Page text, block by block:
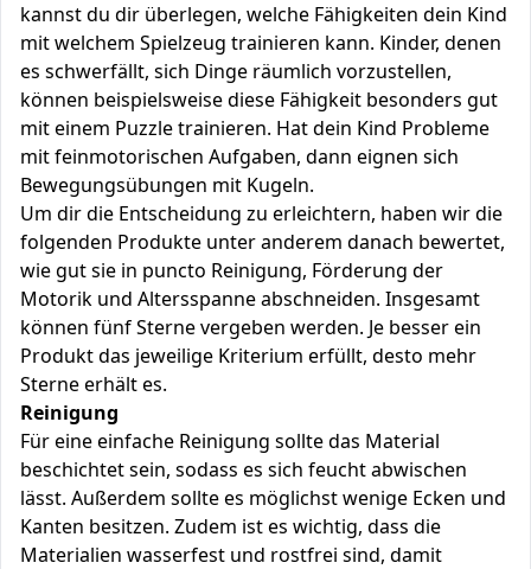
kannst du dir überlegen, welche Fähigkeiten dein Kind
mit welchem Spielzeug trainieren kann. Kinder, denen
es schwerfällt, sich Dinge räumlich vorzustellen,
können beispielsweise diese Fähigkeit besonders gut
mit einem Puzzle trainieren. Hat dein Kind Probleme
mit feinmotorischen Aufgaben, dann eignen sich
Bewegungsübungen mit Kugeln.
Um dir die Entscheidung zu erleichtern, haben wir die
folgenden Produkte unter anderem danach bewertet,
wie gut sie in puncto Reinigung, Förderung der
Motorik und Altersspanne abschneiden. Insgesamt
können fünf Sterne vergeben werden. Je besser ein
Produkt das jeweilige Kriterium erfüllt, desto mehr
Sterne erhält es.
Reinigung
Für eine einfache Reinigung sollte das Material
beschichtet sein, sodass es sich feucht abwischen
lässt. Außerdem sollte es möglichst wenige Ecken und
Kanten besitzen. Zudem ist es wichtig, dass die
Materialien wasserfest und rostfrei sind, damit